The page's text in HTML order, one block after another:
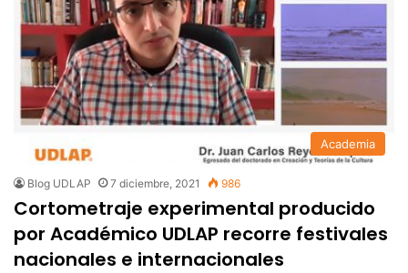
Academia
Blog UDLAP 7 diciembre, 2021 986
Cortometraje experimental producido
por Académico UDLAP recorre festivales
nacionales e internacionales